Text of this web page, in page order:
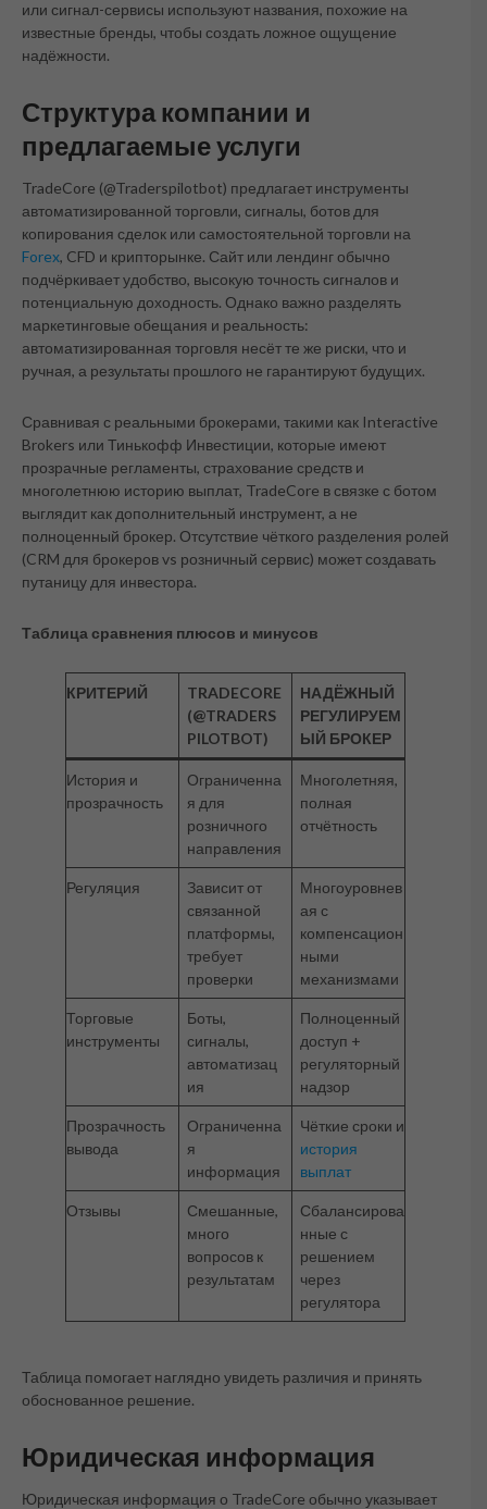
или сигнал-сервисы используют названия, похожие на
известные бренды, чтобы создать ложное ощущение
надёжности.
Структура компании и
предлагаемые услуги
TradeCore (@Traderspilotbot) предлагает инструменты
автоматизированной торговли, сигналы, ботов для
копирования сделок или самостоятельной торговли на
Forex, CFD и крипторынке. Сайт или лендинг обычно
подчёркивает удобство, высокую точность сигналов и
потенциальную доходность. Однако важно разделять
маркетинговые обещания и реальность:
автоматизированная торговля несёт те же риски, что и
ручная, а результаты прошлого не гарантируют будущих.
Сравнивая с реальными брокерами, такими как Interactive
Brokers или Тинькофф Инвестиции, которые имеют
прозрачные регламенты, страхование средств и
многолетнюю историю выплат, TradeCore в связке с ботом
выглядит как дополнительный инструмент, а не
полноценный брокер. Отсутствие чёткого разделения ролей
(CRM для брокеров vs розничный сервис) может создавать
путаницу для инвестора.
Таблица сравнения плюсов и минусов
КРИТЕРИЙ
TRADECORE
(@TRADERS
PILOTBOT)
НАДЁЖНЫЙ
РЕГУЛИРУЕМ
ЫЙ БРОКЕР
История и
прозрачность
Ограниченна
я для
розничного
направления
Многолетняя,
полная
отчётность
Регуляция
Зависит от
связанной
платформы,
требует
проверки
Многоуровнев
ая с
компенсацион
ными
механизмами
Торговые
инструменты
Боты,
сигналы,
автоматизац
ия
Полноценный
доступ +
регуляторный
надзор
Прозрачность
вывода
Ограниченна
я
информация
Чёткие сроки и
история
выплат
Отзывы
Смешанные,
много
вопросов к
результатам
Сбалансирова
нные с
решением
через
регулятора
Таблица помогает наглядно увидеть различия и принять
обоснованное решение.
Юридическая информация
Юридическая информация о TradeCore обычно указывает